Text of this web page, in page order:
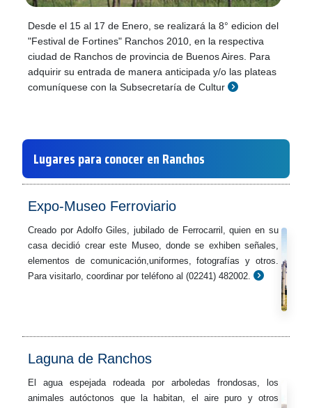
Desde el 15 al 17 de Enero, se realizará la 8° edicion del
"Festival de Fortines" Ranchos 2010, en la respectiva
ciudad de Ranchos de provincia de Buenos Aires. Para
adquirir su entrada de manera anticipada y/o las plateas
comuníquese con la Subsecretaría de Cultur
Lugares para conocer en Ranchos
Expo-Museo Ferroviario
Creado por Adolfo Giles, jubilado de Ferrocarril, quien en su
casa decidió crear este Museo, donde se exhiben señales,
elementos de comunicación,uniformes, fotografías y otros.
Para visitarlo, coordinar por teléfono al (02241) 482002.
Laguna de Ranchos
El agua espejada rodeada por arboledas frondosas, los
animales autóctonos que la habitan, el aire puro y otros